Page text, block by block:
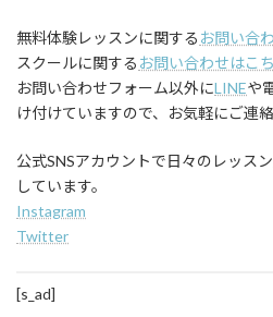
無料体験レッスンに関する お問い合
スクールに関する お問い合わせはこ
お問い合わせフォーム以外にLINEや
け付けていますので、お気軽にご連
公式SNSアカウントで日々のレッス
しています。
Instagram
Twitter
[s_ad]